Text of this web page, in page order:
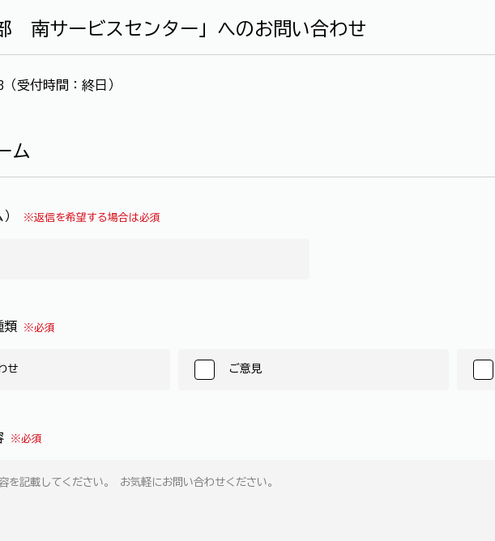
南サービスセンター」へのお問い合わせ
受付時間：終日）
ム
） ※返信を希望する場合は必須
類 ※必須
せ ご意見
※必須